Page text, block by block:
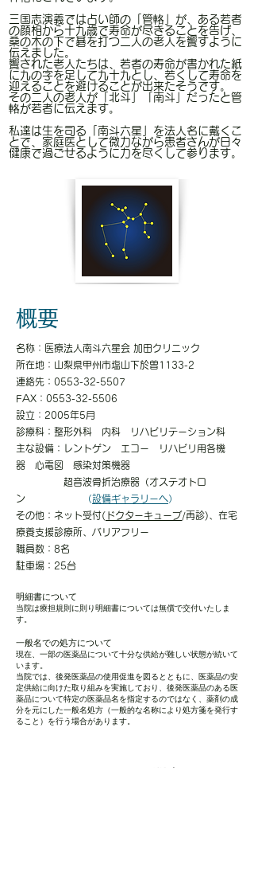
三国志演義では占い師の「管輅」が、ある若者
の顔相から十九歳で寿命が尽きることを告げ、
桑の木の下で碁を打つ二人の老人を饗すように
伝えました。
饗された老人たちは、若者の寿命が書かれた紙
に九の字を足して九十九とし、若くして寿命を
迎えることを避けることが出来たそうです。
その二人の老人が「北斗」「南斗」だったと管
輅が若者に伝えます。
​私達は生を司る「南斗六星」を法人名に戴くこ
とで、家庭医として微力ながら患者さんが日々
健康で過ごせるように力を尽くして参ります。
概要
名称：医療法人南斗六星会 加田クリニック
所在地：山梨県甲州市塩山下於曽1133-2
連絡先：0553-32-5507
FAX：0553-32-5506
設立：2005年5月
診療科：整形外科 内科 リハビリテーション科
主な設備：レントゲン エコー リハビリ用各機
器 心電図 感染対策機器
超音波骨折治療器（オステオトロ
ン
（設備ギャラリーへ）
​その他：ネット受付( ドクターキューブ/再診)、在宅
療養支援診療所、バリアフリー
職員数：8名
駐車場：25台
明細書について
当院は療担規則に則り明細書については無償で交付いたしま
す。
一般名での処方について
現在、一部の医薬品について十分な供給が難しい状態が続いて
います。
当院では、後発医薬品の使用促進を図るとともに、医薬品の安
定供給に向けた取り組みを実施しており、後発医薬品のある医
薬品について特定の医薬品名を指定するのではなく、薬剤の成
分を元にした一般名処方（一般的な名称により処方箋を発行す
ること）を行う場合があります。